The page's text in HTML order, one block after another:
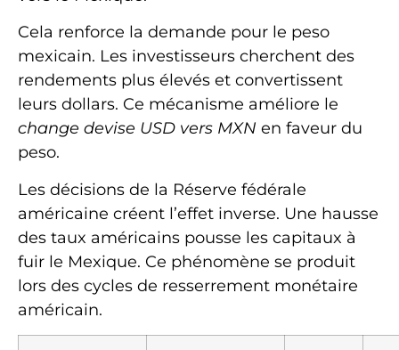
Cela renforce la demande pour le peso
mexicain. Les investisseurs cherchent des
rendements plus élevés et convertissent
leurs dollars. Ce mécanisme améliore le
change devise USD vers MXN en faveur du
peso.
Les décisions de la Réserve fédérale
américaine créent l’effet inverse. Une hausse
des taux américains pousse les capitaux à
fuir le Mexique. Ce phénomène se produit
lors des cycles de resserrement monétaire
américain.